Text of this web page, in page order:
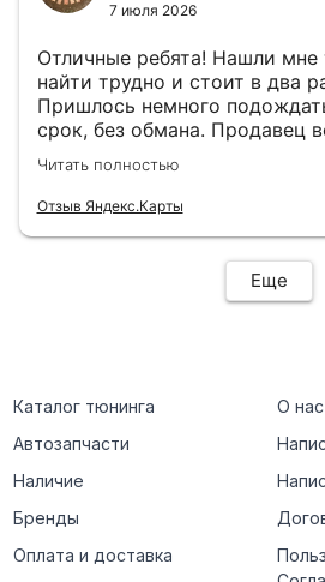
7 июля 2026
Отличные ребята! Нашли мне
найти трудно и стоит в два
Пришлось немного
срок, без обмана. Продавец
Буду ещё обращаться! 👍
Читать полностью
Отзыв Яндекс.Карты
Еще
Каталог тюнинга
Автозапчасти
Наличие
Бренды
Оплата и доставка
О нас